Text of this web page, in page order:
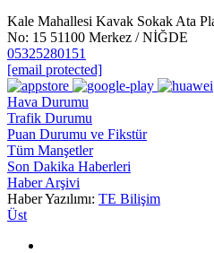
Kale Mahallesi Kavak Sokak Ata
No: 15 51100 Merkez / NİĞDE
05325280151
[email protected]
Hava Durumu
Trafik Durumu
Puan Durumu ve Fikstür
Tüm Manşetler
Son Dakika Haberleri
Haber Arşivi
Haber Yazılımı: TE Bilişim
Üst